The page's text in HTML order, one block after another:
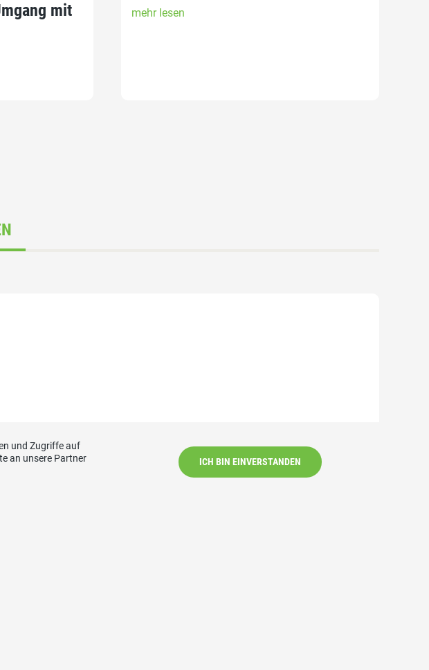
mit
mehr lesen
und Zugriffe auf
an unsere Partner
ICH BIN EINVERSTANDEN